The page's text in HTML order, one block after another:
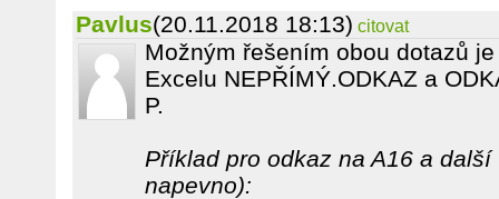
Pavlus(20.11.2018 18:13) citovat
Možným řešením obou dotazů
Excelu NEPŘÍMÝ.ODKAZ a
P.
Příklad pro odkaz na A16 a
napevno):